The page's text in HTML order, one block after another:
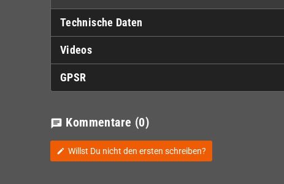
Technische Daten
Videos
GPSR
chat Kommentare (0)
edit Willst Du nicht den ersten schreiben?